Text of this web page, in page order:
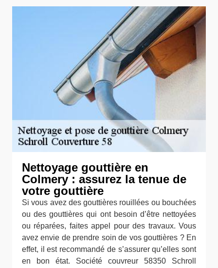
Nettoyage gouttière en
Colmery : assurez la tenue de
votre gouttière
Si vous avez des gouttières rouillées ou bouchées
ou des gouttières qui ont besoin d’être nettoyées
ou réparées, faites appel pour des travaux. Vous
avez envie de prendre soin de vos gouttières ? En
effet, il est recommandé de s’assurer qu’elles sont
en bon état. Société couvreur 58350 Schroll